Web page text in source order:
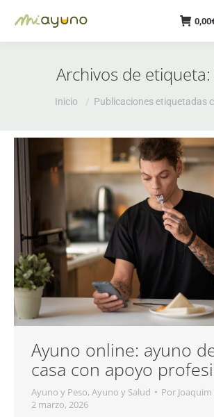
0,00
Archivos de etiqueta:
Estás aquí:
Inicio Publicaciones etiquetadas
Ayuno online: ayuno
casa con apoyo
Ayuno y Peso, Ayuno y Salud Por
2 marzo, 2026